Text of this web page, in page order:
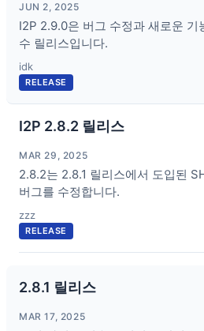
JUN 2, 2025
I2P 2.9.0은 버그 수정과 새로운 기
수 릴리스입니다.
idk
RELEASE
I2P 2.8.2 릴리스
MAR 29, 2025
2.8.2는 2.8.1 릴리스에서 도입된
버그를 수정합니다.
zzz
RELEASE
2.8.1 릴리스
MAR 17, 2025